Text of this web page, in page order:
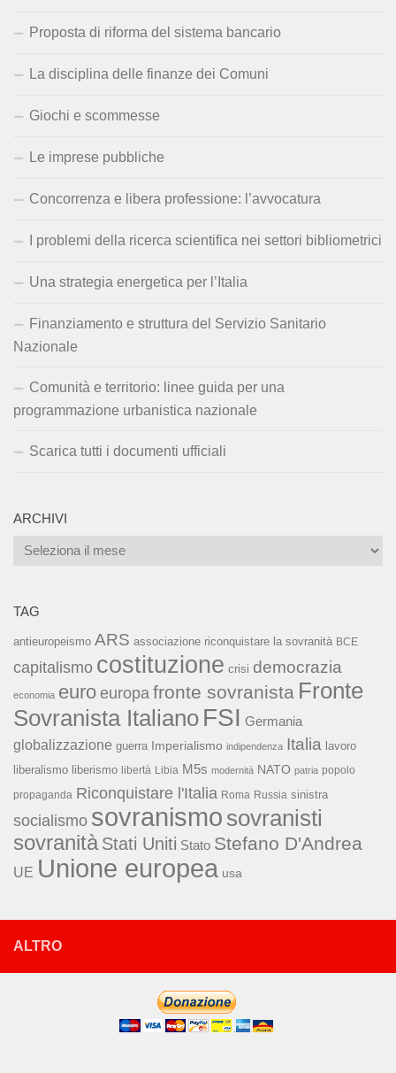
Proposta di riforma del sistema bancario
La disciplina delle finanze dei Comuni
Giochi e scommesse
Le imprese pubbliche
Concorrenza e libera professione: l’avvocatura
I problemi della ricerca scientifica nei settori bibliometrici
Una strategia energetica per l’Italia
Finanziamento e struttura del Servizio Sanitario
Nazionale
Comunità e territorio: linee guida per una
programmazione urbanistica nazionale
Scarica tutti i documenti ufficiali
ARCHIVI
Archivi
TAG
antieuropeismo ARS associazione riconquistare la sovranità BCE
capitalismo costituzione crisi democrazia
economia euro europa fronte sovranista Fronte
Sovranista Italiano FSI Germania
globalizzazione guerra Imperialismo indipendenza Italia lavoro
liberalismo liberismo libertà Libia M5s modernità NATO patria popolo
propaganda Riconquistare l'Italia Roma Russia sinistra
socialismo sovranismo sovranisti
sovranità Stati Uniti Stato Stefano D'Andrea
UE Unione europea usa
ALTRO